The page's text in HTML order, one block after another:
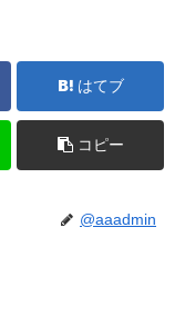
はてブ
コピー
@aaadmin